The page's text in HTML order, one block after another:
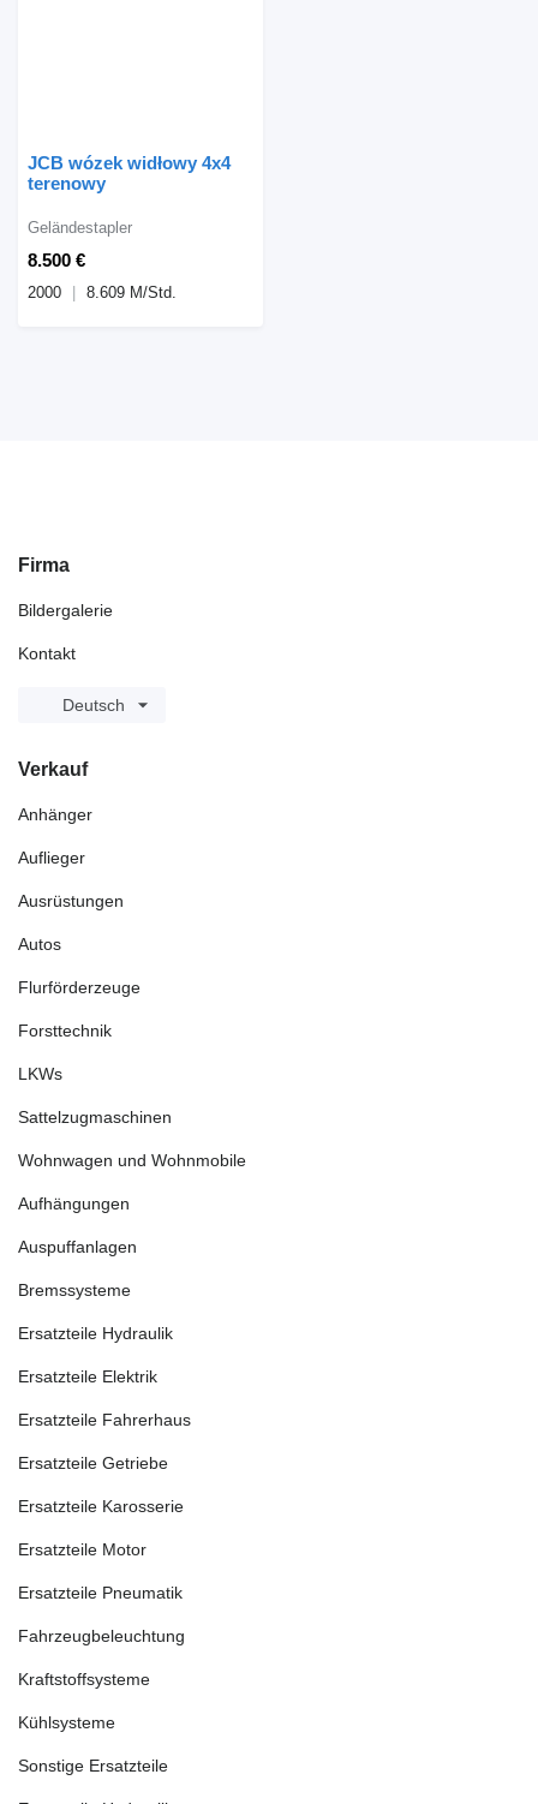
JCB wózek widłowy 4x4
terenowy
8.500 €
Geländestapler
2000 8.609 M/Std.
Firma
Bildergalerie
Kontakt
Deutsch
Verkauf
Anhänger
Auflieger
Ausrüstungen
Autos
Flurförderzeuge
Forsttechnik
LKWs
Sattelzugmaschinen
Wohnwagen und Wohnmobile
Aufhängungen
Auspuffanlagen
Bremssysteme
Ersatzteile Hydraulik
Ersatzteile Elektrik
Ersatzteile Fahrerhaus
Ersatzteile Getriebe
Ersatzteile Karosserie
Ersatzteile Motor
Ersatzteile Pneumatik
Fahrzeugbeleuchtung
Kraftstoffsysteme
Kühlsysteme
Sonstige Ersatzteile